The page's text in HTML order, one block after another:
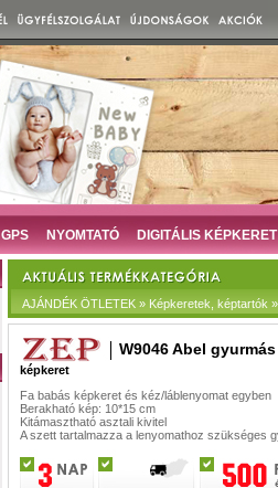
GPS NYOMTATÓ DIGITÁLIS KÉPKERET
AJÁNDÉK ÖTLETEK » Képkeretek, képtartók
W9046 Abel
képkeret
Fa babás képkeret és kéz/láblenyomat egyben
Berakható kép: 10*15 cm
Kitámasztható asztali kivitel
A szett tartalmazza a lenyomathoz szükséges